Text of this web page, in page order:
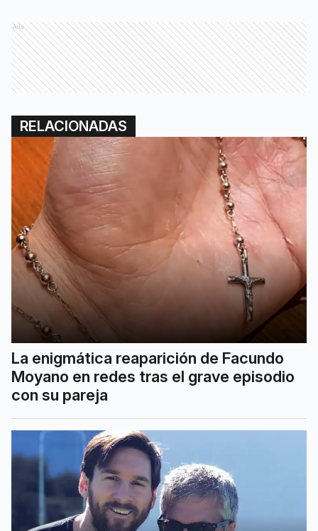
Ads
RELACIONADAS
La enigmática reaparición de Facundo
Moyano en redes tras el grave episodio
con su pareja